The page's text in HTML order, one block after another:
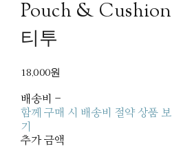
Pouch & Cushion
티투
18,000원
배송비 -
함께 구매 시 배송비 절약 상품 보
기
추가 금액